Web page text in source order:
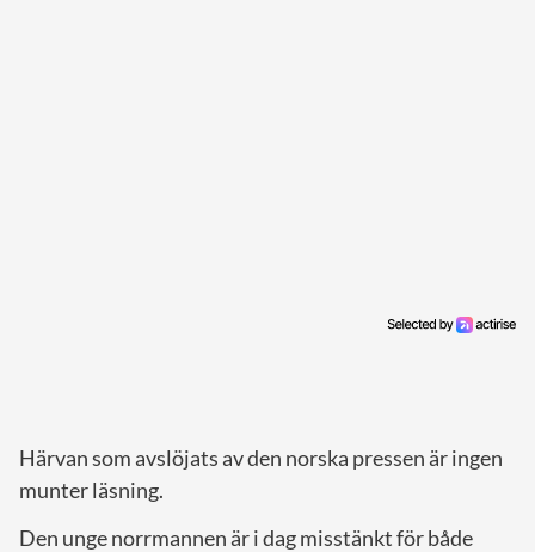
Härvan som avslöjats av den norska pressen är ingen
munter läsning.
Den unge norrmannen är i dag misstänkt för både